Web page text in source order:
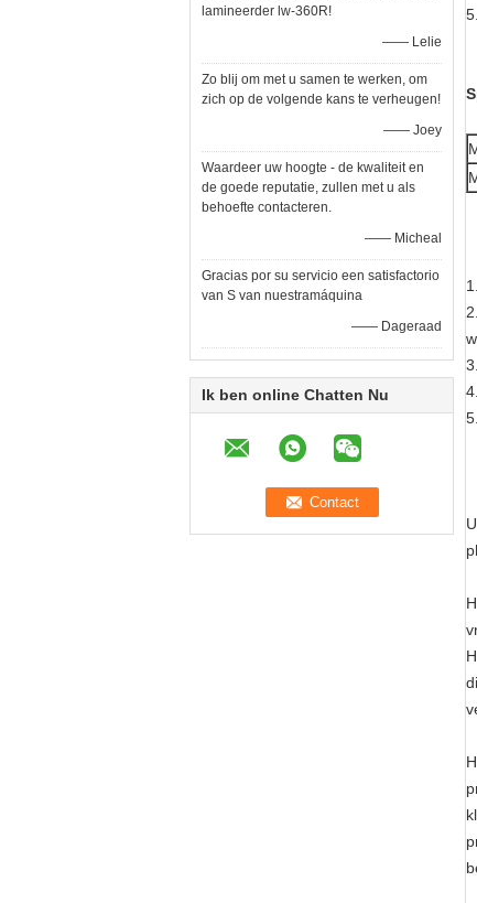
lamineerder lw-360R!
—— Lelie
Zo blij om met u samen te werken, om
zich op de volgende kans te verheugen!
—— Joey
Waardeer uw hoogte - de kwaliteit en
de goede reputatie, zullen met u als
behoefte contacteren.
—— Micheal
Gracias por su servicio een satisfactorio
van S van nuestramáquina
—— Dageraad
Ik ben online Chatten Nu